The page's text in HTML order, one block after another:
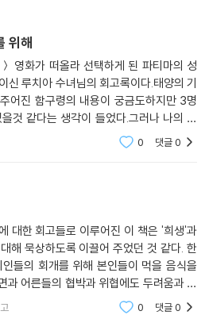
인상 217
심 222
영 225
229
년 5월 13일」중에서
면서 지난 두 달 동안의 발현 때에 하셨던
습니다. 수많은 광선이 땅속을 꿰뚫는 것
바다를 보았습니다. 이 불바다 속에는 마
걸불처럼 온통 새까맣거나 청동빛을 띤, 마
씀하셨습니다. “기도하여라. 많이 기도
많은 영혼들이 그들을 위해 자신들을 희
지옥으로 가기 때문이다.”
년 8월 13일」중에서
루치아 수녀가 함구하고 밝히지 않았으
년 요한 바오로 2세 교황에 의해 구원
회개를 촉구하는 내용이었음이 발표되었
의해 오늘날 우리나라의 많은 성당에서도
심 미사를 바친다.
라 일반인에게도 신비롭게 느껴지는 불가
나 성모 발현을 기적적인 신비 체험으로만
의 성모 발현에 대한 회고록 역시 우리에
안 될 것이다. 포르투갈의 외진 시골 마을
린 나이에도 목동 일을 도와야 했던 어린
드러내신 이유는 무엇이었을까? 당신께
우리가 어떻게 받아들여야 할지에 대해
다. 사실상 그러한 우리의 실천이 성모님
지의 가장 중요한 부분이 아니었을까?
위해
영화가 떠올라 선택하게 된 파티마의 성
신 루치아 수녀님의 회고록이다.태양의 기
어진 함구령의 내용이 궁금도하지만 3명
것 같다는 생각이 들었다.그러나 나의 궁
을 향한 그들의 순수하고 전심인 모습에
0 댓글0
대한 회고들로 이루어진 이 책은 '희생'과
해 묵상하도록 이끌어 주었던 것 같다. 한
들의 회개를 위해 본인들이 먹을 음식을
과 어른들의 협박과 위협에도 두려움과 희
남는다. 이러한 장면들이 기억속에 남아
0 댓글0